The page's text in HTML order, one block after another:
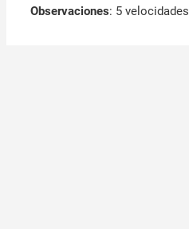
Observaciones: 5 velocidades